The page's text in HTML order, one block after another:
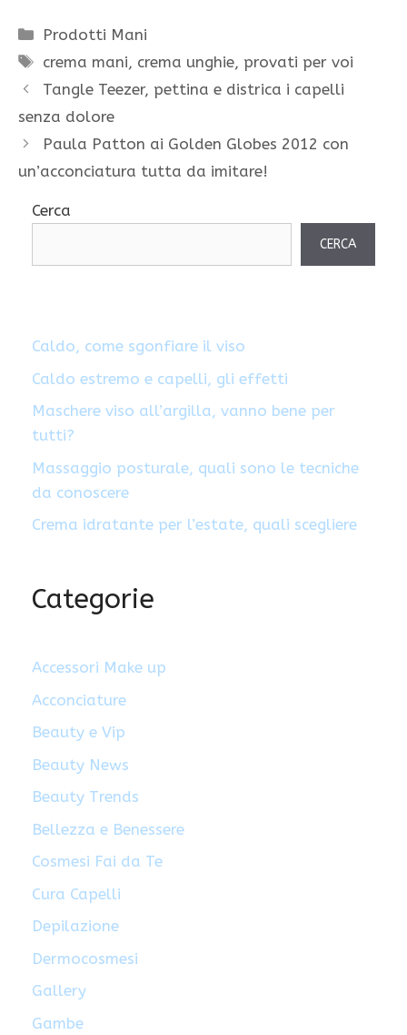
Categorie
Prodotti Mani
Tag
crema mani, crema unghie, provati per voi
Tangle Teezer, pettina e districa i capelli
senza dolore
Paula Patton ai Golden Globes 2012 con
un’acconciatura tutta da imitare!
Cerca
CERCA
Caldo, come sgonfiare il viso
Caldo estremo e capelli, gli effetti
Maschere viso all’argilla, vanno bene per
tutti?
Massaggio posturale, quali sono le tecniche
da conoscere
Crema idratante per l’estate, quali scegliere
Categorie
Accessori Make up
Acconciature
Beauty e Vip
Beauty News
Beauty Trends
Bellezza e Benessere
Cosmesi Fai da Te
Cura Capelli
Depilazione
Dermocosmesi
Gallery
Gambe